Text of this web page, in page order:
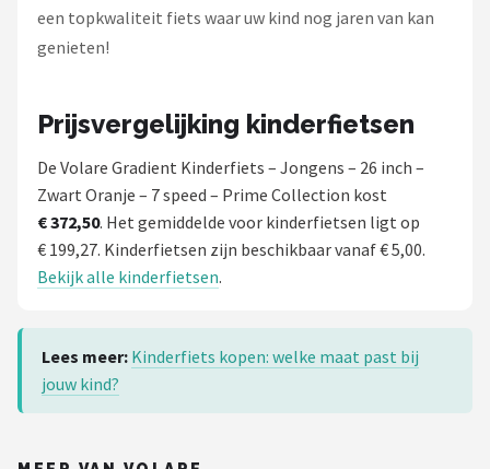
een topkwaliteit fiets waar uw kind nog jaren van kan
genieten!
Prijsvergelijking kinderfietsen
De Volare Gradient Kinderfiets – Jongens – 26 inch –
Zwart Oranje – 7 speed – Prime Collection kost
€ 372,50. Het gemiddelde voor kinderfietsen ligt op
€ 199,27. Kinderfietsen zijn beschikbaar vanaf € 5,00.
Bekijk alle kinderfietsen.
Lees meer: Kinderfiets kopen: welke maat past bij
jouw kind?